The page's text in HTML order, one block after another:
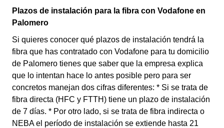
Plazos de instalación para la fibra con Vodafone en
Palomero
Si quieres conocer qué plazos de instalación tendrá la
fibra que has contratado con Vodafone para tu domicilio
de Palomero tienes que saber que la empresa explica
que lo intentan hace lo antes posible pero para ser
concretos manejan dos cifras diferentes: * Si se trata de
fibra directa (HFC y FTTH) tiene un plazo de instalación
de 7 días. * Por otro lado, si se trata de fibra indirecta o
NEBA el período de instalación se extiende hasta 21